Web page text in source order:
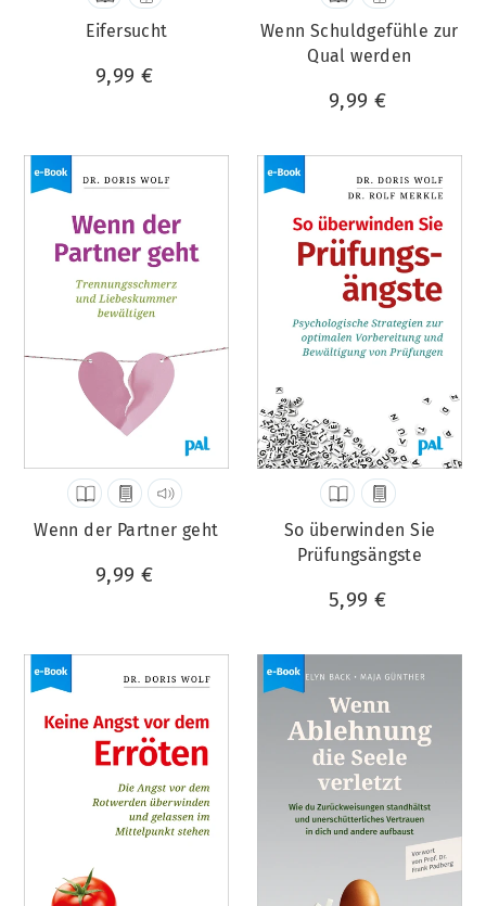
Eifersucht
9,99 €
Wenn Schuldgefühle zur
Qual werden
9,99 €
Wenn der Partner geht
9,99 €
So überwinden Sie
Prüfungsängste
5,99 €